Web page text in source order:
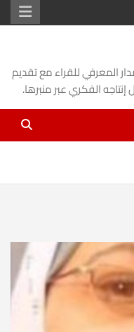
المعرفي للقراء مع تقديم
الفكري عبر منبرها.